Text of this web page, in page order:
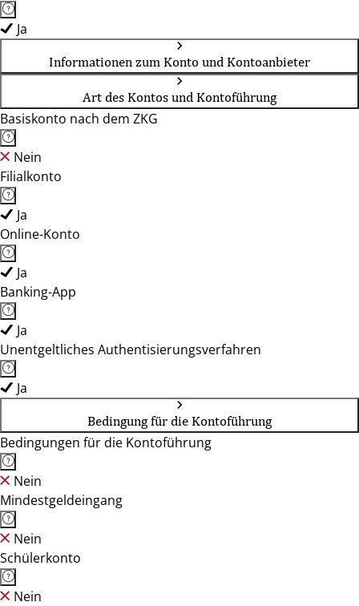
Ja
Informationen zum Konto und Kontoanbieter
Art des Kontos und Kontoführung
Basiskonto nach dem ZKG
Nein
Filialkonto
Ja
Online-Konto
Ja
Banking-App
Ja
Unentgeltliches Authentisierungsverfahren
Ja
Bedingung für die Kontoführung
Bedingungen für die Kontoführung
Nein
Mindestgeldeingang
Nein
Schülerkonto
Nein